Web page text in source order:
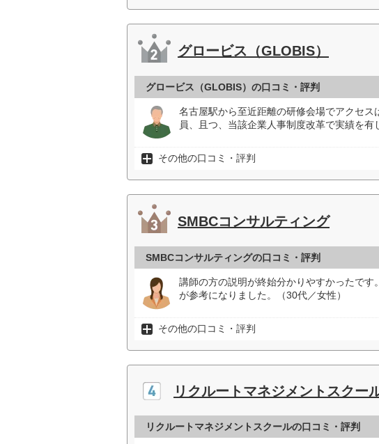
グロービス（GLOBIS）
グロービス（GLOBIS）の口コミ・評判
名古屋駅から至近距離の研修会場でアクセ
員、且つ、当該企業人事制度改革で実績を有
その他の口コミ・評判
SMBCコンサルティング
SMBCコンサルティングの口コミ・評判
講師の方の説明が終始分かりやすかったで
が参考になりました。（30代／女性）
その他の口コミ・評判
リクルートマネジメントスクー
リクルートマネジメントスクールの口コミ・評判